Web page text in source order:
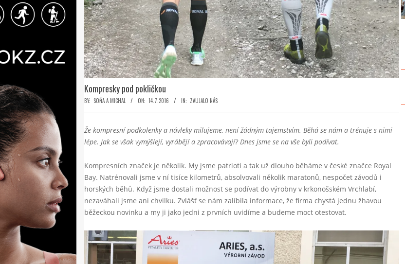
Kompresky pod pokličkou
BY: SOŇA A MICHAL ON: 14.7.2016 IN: ZAUJALO NÁS
Že kompresní podkolenky a návleky milujeme, není žádným tajemstvím. Běhá se nám a trénuje s nimi
lépe. Jak se však vymýšlejí, vyrábějí a zpracovávají? Dnes jsme se na vše byli podívat.
Kompresních značek je několik. My jsme patrioti a tak už dlouho běháme v české značce Royal
Bay. Natrénovali jsme v ní tisíce kilometrů, absolvovali několik maratonů, nespočet závodů i
horských běhů. Když jsme dostali možnost se podívat do výrobny v krkonošském Vrchlabí,
nezaváhali jsme ani chvilku. Zvlášť se nám zalíbila informace, že firma chystá jednu žhavou
běžeckou novinku a my ji jako jedni z prvních uvidíme a budeme moct otestovat.